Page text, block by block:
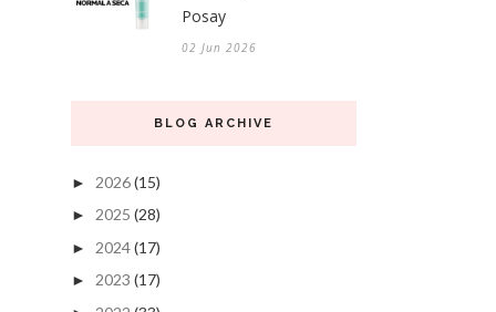
Posay
02 Jun 2026
BLOG ARCHIVE
► 2026(15)
► 2025 (28)
► 2024(17)
► 2023 (17)